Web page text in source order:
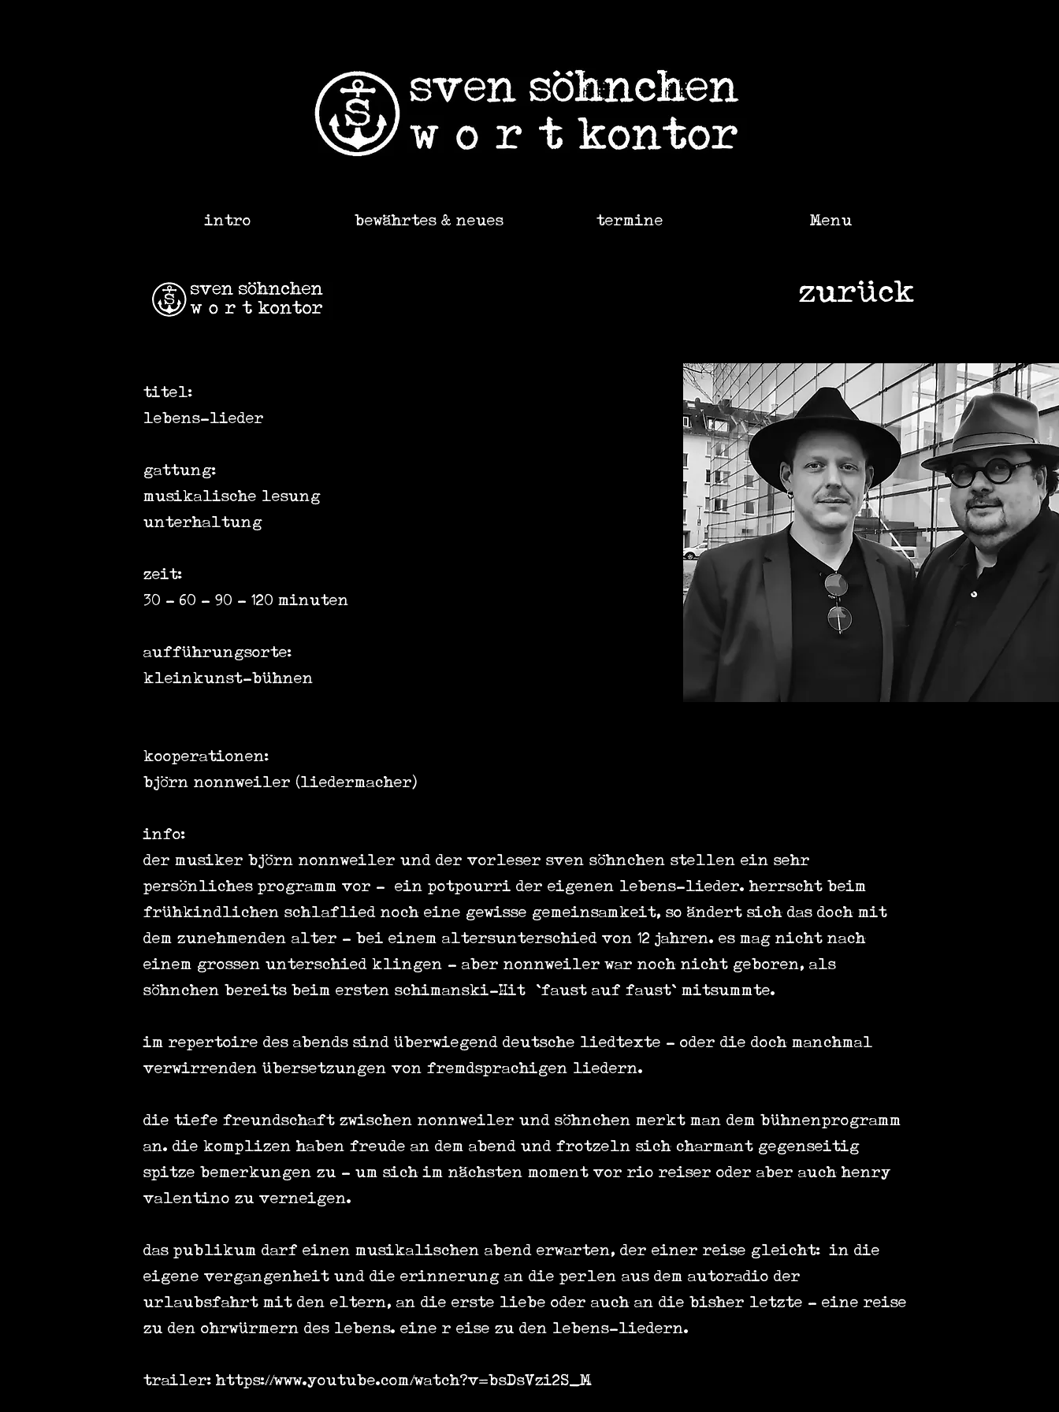
intro bewährtes & neues termine Menu
zurück
titel:
lebens-lieder
gattung:
musikalische lesung
unterhaltung
zeit:
30 - 60 - 90 - 120 minuten
aufführungsorte:
kleinkunst-bühnen
kooperationen:
björn nonnweiler (liedermacher)
info:
der musiker björn nonnweiler und der vorleser sven söhnchen stellen ein sehr
persönliches programm vor - ein potpourri der eigenen lebens-lieder. herrscht beim
frühkindlichen schlaflied noch eine gewisse gemeinsamkeit, so ändert sich das doch mit
dem zunehmenden alter - bei einem altersunterschied von 12 jahren. es mag nicht nach
einem grossen unterschied klingen - aber nonnweiler war noch nicht geboren, als
söhnchen bereits beim ersten schimanski-Hit „`faust auf faust` mitsummte.
im repertoire des abends sind überwiegend deutsche liedtexte - oder die doch manchmal
verwirrenden übersetzungen von fremdsprachigen liedern.
die tiefe freundschaft zwischen nonnweiler und söhnchen merkt man dem bühnenprogramm
an. die komplizen haben freude an dem abend und frotzeln sich charmant gegenseitig
spitze bemerkungen zu - um sich im nächsten moment vor rio reiser oder aber auch henry
valentino zu verneigen.
das publikum darf einen musikalischen abend erwarten, der einer reise gleicht: in die
eigene vergangenheit und die erinnerung an die perlen aus dem autoradio der
urlaubsfahrt mit den eltern, an die erste liebe oder auch an die bisher letzte - eine reise
zu den ohrwürmern des lebens. eine r eise zu den lebens-liedern.
trailer: https://www.youtube.com/watch?v=bsDsVzi2S_M